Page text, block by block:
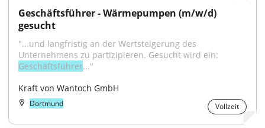
Geschäftsführer - Wärmepumpen (m/w/d)
gesucht
"...und langfristig an der Wertsteigerung des
Geschäftsführer..."
Kraft von Wantoch GmbH
Dortmund Vollzeit